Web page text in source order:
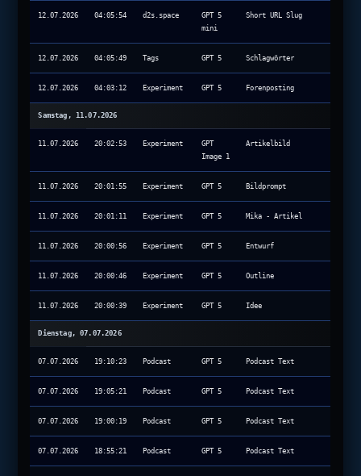
12.07.2026 04:05:54 d2s.space
GPT 5
mini
Short URL Slug
12.07.2026 04:05:49 Tags GPT 5 Schlagwörter
12.07.2026 04:03:12 Experiment GPT 5 Forenposting
Samstag, 11.07.2026
11.07.2026 20:02:53 Experiment
GPT
Image 1
Artikelbild
11.07.2026 20:01:55 Experiment GPT 5 Bildprompt
11.07.2026 20:01:11 Experiment GPT 5 Mika - Artikel
11.07.2026 20:00:56 Experiment GPT 5 Entwurf
11.07.2026 20:00:46 Experiment GPT 5 Outline
11.07.2026 20:00:39 Experiment GPT 5 Idee
Dienstag, 07.07.2026
07.07.2026 19:10:23 Podcast GPT 5 Podcast Text
07.07.2026 19:05:21 Podcast GPT 5 Podcast Text
07.07.2026 19:00:19 Podcast GPT 5 Podcast Text
07.07.2026 18:55:21 Podcast GPT 5 Podcast Text